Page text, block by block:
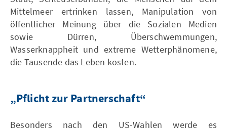
Mittelmeer ertrinken lassen, Manipulation von
öffentlicher Meinung über die Sozialen Medien
sowie Dürren, Überschwemmungen,
Wasserknappheit und extreme Wetterphänomene,
die Tausende das Leben kosten.
„Pflicht zur Partnerschaft“
Besonders nach den US-Wahlen werde es